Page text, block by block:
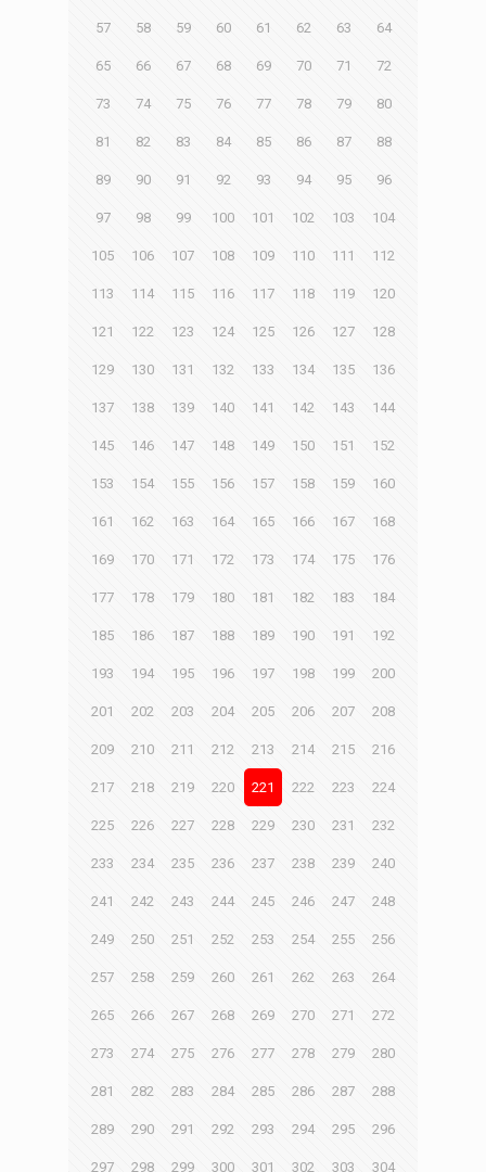
57 58 59 60 61 62 63 64
65 66 67 68 69 70 71 72
73 74 75 76 77 78 79 80
81 82 83 84 85 86 87 88
89 90 91 92 93 94 95 96
97 98 99 100 101 102 103 104
105 106 107 108 109 110 111 112
113 114 115 116 117 118 119 120
121 122 123 124 125 126 127 128
129 130 131 132 133 134 135 136
137 138 139 140 141 142 143 144
145 146 147 148 149 150 151 152
153 154 155 156 157 158 159 160
161 162 163 164 165 166 167 168
169 170 171 172 173 174 175 176
177 178 179 180 181 182 183 184
185 186 187 188 189 190 191 192
193 194 195 196 197 198 199 200
201 202 203 204 205 206 207 208
209 210 211 212 213 214 215 216
217 218 219 220 221 222 223 224
225 226 227 228 229 230 231 232
233 234 235 236 237 238 239 240
241 242 243 244 245 246 247 248
249 250 251 252 253 254 255 256
257 258 259 260 261 262 263 264
265 266 267 268 269 270 271 272
273 274 275 276 277 278 279 280
281 282 283 284 285 286 287 288
289 290 291 292 293 294 295 296
297 298 299 300 301 302 303 304